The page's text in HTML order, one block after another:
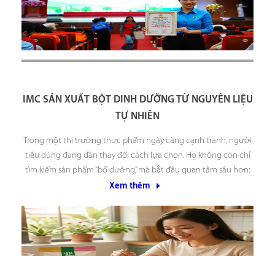
IMC SẢN XUẤT BỘT DINH DƯỠNG TỪ NGUYÊN LIỆU
TỰ NHIÊN
Trong một thị trường thực phẩm ngày càng cạnh tranh, người
tiêu dùng đang dần thay đổi cách lựa chọn. Họ không còn chỉ
tìm kiếm sản phẩm “bổ dưỡng”, mà bắt đầu quan tâm sâu hơn:
nguyên liệu đến từ đâu, được trồng như thế nào, và sản phẩm
Xem thêm